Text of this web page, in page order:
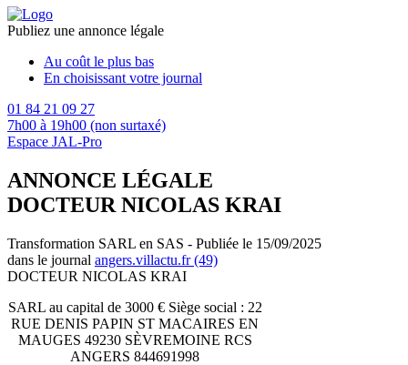
Publiez une annonce légale
Au coût le plus bas
En choisissant votre journal
01 84 21 09 27
7h00 à 19h00 (non surtaxé)
Espace JAL-Pro
ANNONCE LÉGALE
DOCTEUR NICOLAS KRAI
Transformation SARL en SAS - Publiée le 15/09/2025
dans le journal angers.villactu.fr (49)
DOCTEUR NICOLAS KRAI
SARL au capital de 3000 € Siège social : 22
RUE DENIS PAPIN ST MACAIRES EN
MAUGES 49230 SÈVREMOINE RCS
ANGERS 844691998